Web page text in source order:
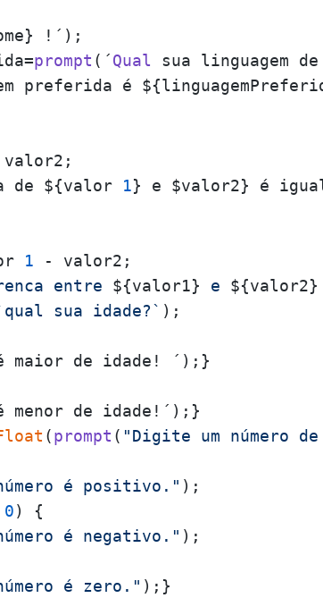
prompt (´Qual sua linguagem
de ${valor 1
1
entre ${valor1} e ${valor2}
sua idade?`
maior de idade! ´);}
menor de idade!´);}
(prompt ( "Digite um número
é positivo." );
0) {
é negativo." );
é zero."